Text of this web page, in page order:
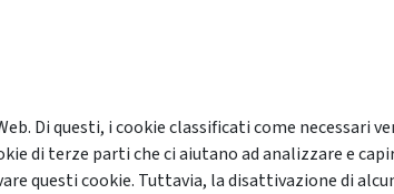
Di questi, i cookie classificati come necessari
di terze parti che ci aiutano ad analizzare e
questi cookie. Tuttavia, la disattivazione di